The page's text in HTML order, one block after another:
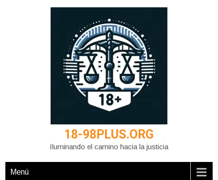
18-98PLUS.ORG
Iluminando el camino hacia la justicia
Menú